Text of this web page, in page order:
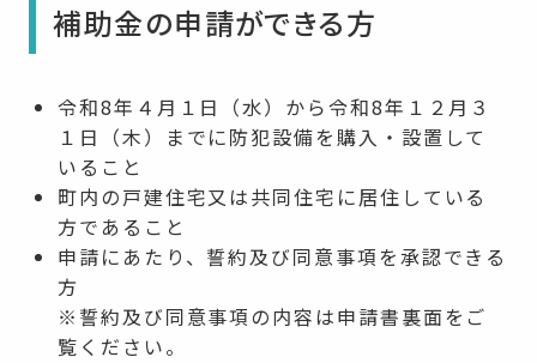
補助金の申請ができる方
令和8年４月１日（水）から令和8年１２月３
１日（木）までに防犯設備を購入・設置して
いること
町内の戸建住宅又は共同住宅に居住している
方であること
申請にあたり、誓約及び同意事項を承認できる
方
※誓約及び同意事項の内容は申請書裏面をご
覧ください。